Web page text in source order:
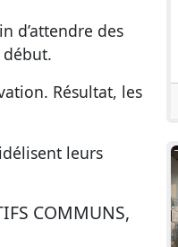
d’attendre des
Résultat, les
leurs
COMMUNS,